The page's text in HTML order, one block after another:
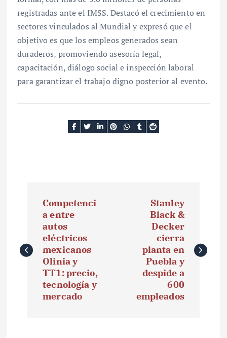
registradas ante el IMSS. Destacó el crecimiento en
sectores vinculados al Mundial y expresó que el
objetivo es que los empleos generados sean
duraderos, promoviendo asesoría legal,
capacitación, diálogo social e inspección laboral
para garantizar el trabajo digno posterior al evento.
e
Competenci
a entre
autos
eléctricos
mexicanos
Olinia y
TT1: precio,
tecnología y
mercado
Stanley
Black &
Decker
cierra
planta en
Puebla y
despide a
600
empleados